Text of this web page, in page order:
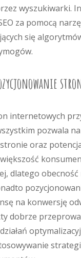
wyszukiwarki.
za pomocą
się
internetowych
pozwala
oraz
większość
dlatego
na konwersję
dobrze